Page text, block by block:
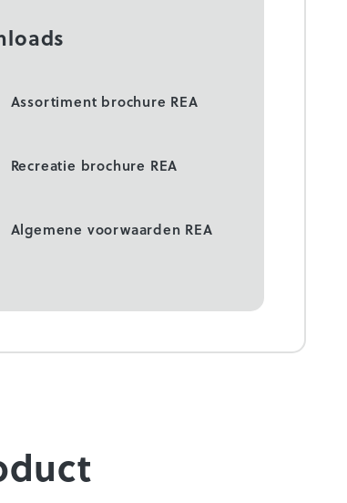
Assortiment brochure REA
Recreatie brochure REA
Algemene voorwaarden REA